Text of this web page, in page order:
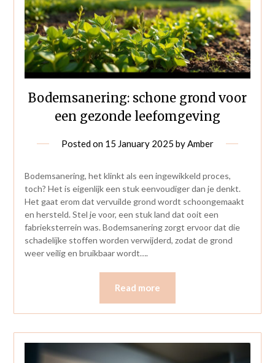
Bodemsanering: schone grond voor
een gezonde leefomgeving
Posted on 15 January 2025 byAmber
Bodemsanering, het klinkt als een ingewikkeld proces,
toch? Het is eigenlijk een stuk eenvoudiger dan je denkt.
Het gaat erom dat vervuilde grond wordt schoongemaakt
en hersteld. Stel je voor, een stuk land dat ooit een
fabrieksterrein was. Bodemsanering zorgt ervoor dat die
schadelijke stoffen worden verwijderd, zodat de grond
weer veilig en bruikbaar wordt….
Read more